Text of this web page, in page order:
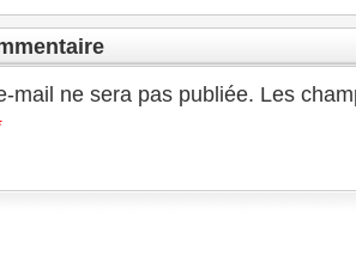
mail ne sera pas publiée. Les